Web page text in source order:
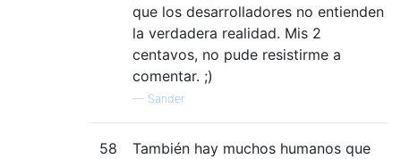
que los desarrolladores no entienden
la verdadera realidad. Mis 2
centavos, no pude resistirme a
comentar. ;)
— Sander
58
También hay muchos humanos que